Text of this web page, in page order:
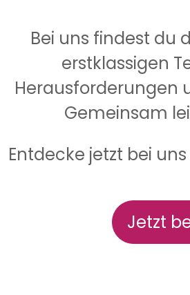
Bei uns findest du
erstklassigen
Herausforderungen
Gemeinsam
Entdecke jetzt bei
Jetzt